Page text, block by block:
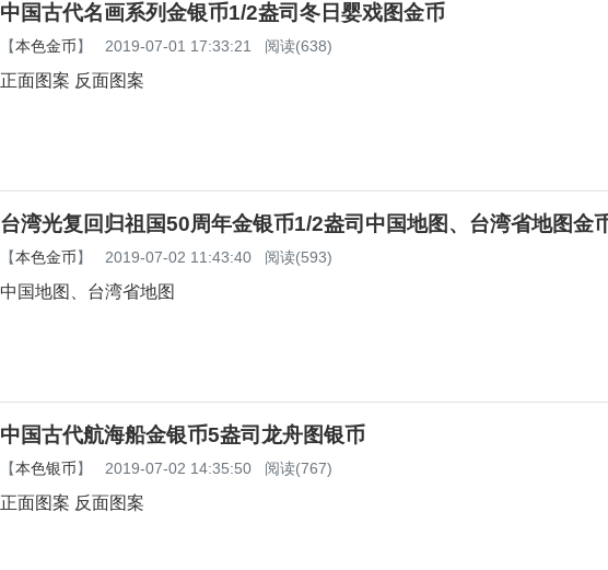
中国古代名画系列金银币1/2盎司冬日婴戏图金币
【本色金币】 2019-07-01 17:33:21 阅读(638)
正面图案 反面图案
台湾光复回归祖国50周年金银币1/2盎司中国地图、台湾省地图金
【本色金币】 2019-07-02 11:43:40 阅读(593)
中国地图、台湾省地图
中国古代航海船金银币5盎司龙舟图银币
【本色银币】 2019-07-02 14:35:50 阅读(767)
正面图案 反面图案